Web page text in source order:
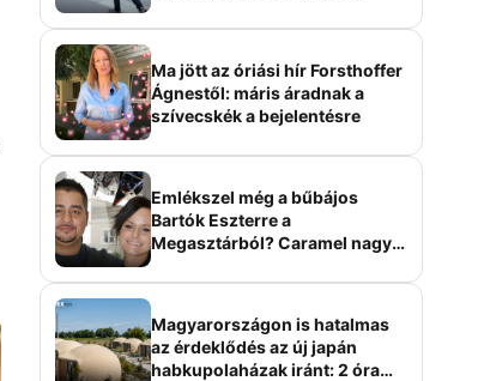
Ma jött az óriási hír Forsthoffer
Ágnestől: máris áradnak a
szívecskék a bejelentésre
Emlékszel még a bűbájos
Bartók Eszterre a
Megasztárból? Caramel nagy
Magyarországon is hatalmas
az érdeklődés az új japán
habkupolaházak iránt: 2 óra